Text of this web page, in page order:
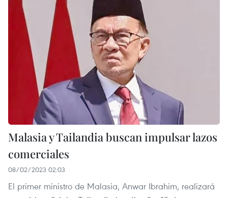
Malasia y Tailandia buscan impulsar lazos
comerciales
08/02/2023 02:03
El primer ministro de Malasia, Anwar Ibrahim, realizará